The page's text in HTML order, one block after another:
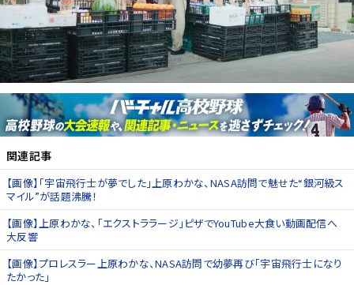
関連記事
【画像】「宇宙飛行士が夢でした」上原わかな、NASA訪問で魅せた“銀河級ス
マイル”が話題沸騰！
【画像】上原わかな、「エクストララージ」ピザでYouTube大食い動画配信へ
大反響
【画像】プロレスラー上原わかな、NASA訪問で幼夢再び「宇宙飛行士になり
たかった」